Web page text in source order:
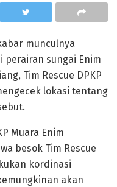
munculnya
perairan sungai Enim
Tim Rescue DPKP
lokasi tentang
Muara Enim
besok Tim Rescue
kordinasi
akan